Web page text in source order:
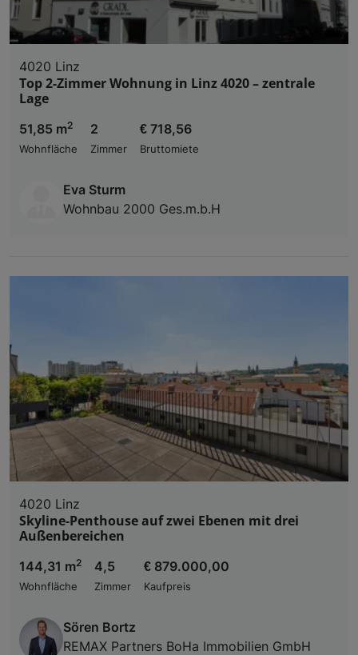
4020 Linz
Top 2-Zimmer Wohnung in Linz 4020 – zentrale
Lage
51,85 m2
Wohnfläche
2
Zimmer
€ 718,56
Bruttomiete
Eva Sturm
Wohnbau 2000 Ges.m.b.H
4020 Linz
Skyline-Penthouse auf zwei Ebenen mit drei
Außenbereichen
144,31 m2
Wohnfläche
4,5
Zimmer
€ 879.000,00
Kaufpreis
Sören Bortz
REMAX Partners BoHa Immobilien GmbH